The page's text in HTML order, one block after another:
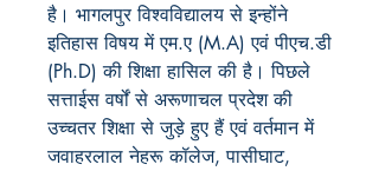
है। भागलपुर विश्वविद्यालय से इन्होंने
इतिहास विषय में एम.ए (M.A) एवं पीएच.डी
(Ph.D) की शिक्षा हासिल की है। पिछले
सत्ताईस वर्षों से अरूणाचल प्रदेश की
उच्चतर शिक्षा से जुड़े हुए हैं एवं वर्तमान में
जवाहरलाल नेहरू कॉलेज, पासीघाट,